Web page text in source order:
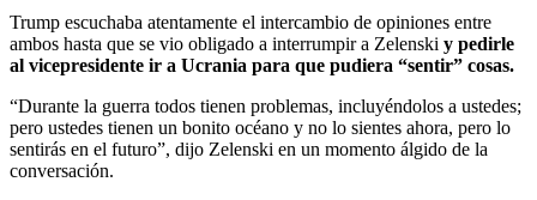
Trump escuchaba atentamente el intercambio de opiniones entre
ambos hasta que se vio obligado a interrumpir a Zelenski y pedirle
al vicepresidente ir a Ucrania para que pudiera “sentir” cosas.
“Durante la guerra todos tienen problemas, incluyéndolos a ustedes;
pero ustedes tienen un bonito océano y no lo sientes ahora, pero lo
sentirás en el futuro”, dijo Zelenski en un momento álgido de la
conversación.